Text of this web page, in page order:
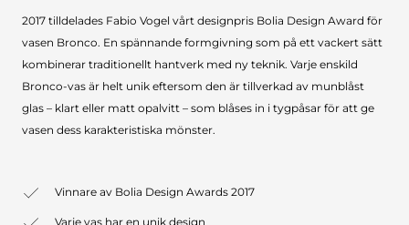
2017 tilldelades Fabio Vogel vårt designpris Bolia Design Award för
vasen Bronco. En spännande formgivning som på ett vackert sätt
kombinerar traditionellt hantverk med ny teknik. Varje enskild
Bronco-vas är helt unik eftersom den är tillverkad av munblåst
glas – klart eller matt opalvitt – som blåses in i tygpåsar för att ge
vasen dess karakteristiska mönster.
Vinnare av Bolia Design Awards 2017
Varje vas har en unik design